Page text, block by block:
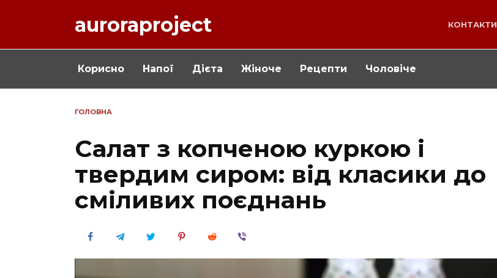
auroraproject КОНТАКТИ
Корисно Напої Дієта Жіноче Рецепти Чоловіче
ГОЛОВНА
Салат з копченою куркою і
твердим сиром: від класики до
сміливих поєднань